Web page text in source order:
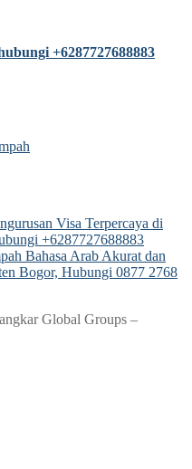
Visa Terpercaya di
+6287727688883
Bahasa Arab Akurat dan
Bogor, Hubungi 0877 2768
Global Groups –